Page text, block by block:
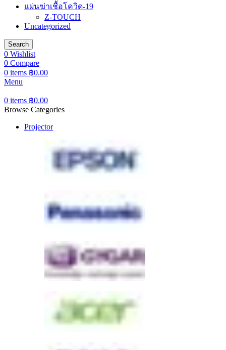
แผ่นฆ่าเชื้อโควิด-19
Z-TOUCH
Uncategorized
Search
0 Wishlist
0 Compare
0 items ฿0.00
Menu
0 items ฿0.00
Browse Categories
Projector